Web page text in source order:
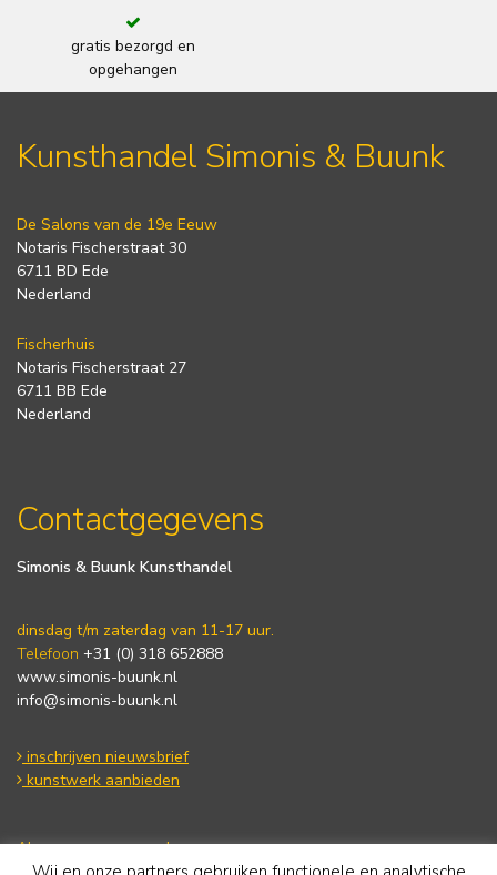
gratis bezorgd en
opgehangen
Kunsthandel Simonis & Buunk
De Salons van de 19e Eeuw
Notaris Fischerstraat 30
6711 BD Ede
Nederland
Fischerhuis
Notaris Fischerstraat 27
6711 BB Ede
Nederland
Contactgegevens
Simonis & Buunk Kunsthandel
dinsdag t/m zaterdag van 11-17 uur.
Telefoon +31 (0) 318 652888
www.simonis-buunk.nl
info@simonis-buunk.nl
inschrijven nieuwsbrief
kunstwerk aanbieden
Algemene voorwaarden